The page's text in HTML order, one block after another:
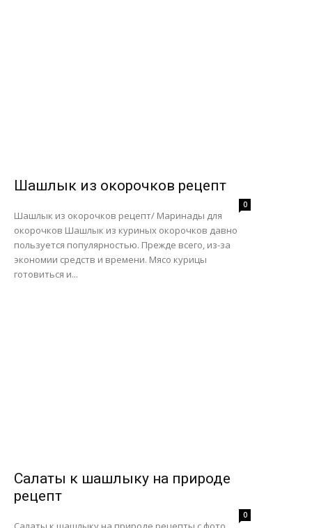
Шашлык из окорочков рецепт
0
Шашлык из окорочков рецепт/ Маринады для
окорочков Шашлык из куриных окорочков давно
пользуется популярностью. Прежде всего, из-за
экономии средств и времени. Мясо курицы
готовиться и...
Салаты к шашлыку на природе
рецепт
0